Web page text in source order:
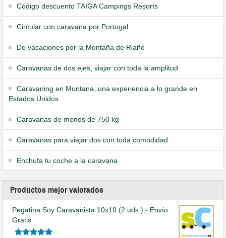
Código descuento TAIGA Campings Resorts
Circular con caravana por Portugal
De vacaciones por la Montaña de Riaño
Caravanas de dos ejes, viajar con toda la amplitud
Caravaning en Montana, una experiencia a lo grande en
Estados Unidos
Caravanas de menos de 750 kg
Caravanas para viajar dos con toda comodidad
Enchufa tu coche a la caravana
Productos mejor valorados
Pegatina Soy Caravanista 10x10 (2 uds.) - Envío
Gratis